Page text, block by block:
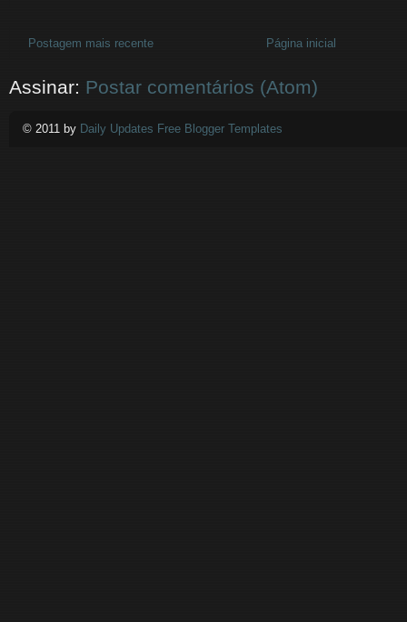
Postagem mais recente Página inicial
Assinar: Postar comentários (Atom)
© 2011 by Daily Updates Free Blogger Templates